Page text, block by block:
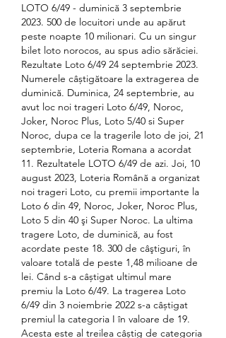
LOTO 6/49 - duminică 3 septembrie
2023. 500 de locuitori unde au apărut
peste noapte 10 milionari. Cu un singur
bilet loto norocos, au spus adio sărăciei.
Rezultate Loto 6/49 24 septembrie 2023.
Numerele câștigătoare la extragerea de
duminică. Duminica, 24 septembrie, au
avut loc noi trageri Loto 6/49, Noroc,
Joker, Noroc Plus, Loto 5/40 si Super
Noroc, dupa ce la tragerile loto de joi, 21
septembrie, Loteria Romana a acordat
11. Rezultatele LOTO 6/49 de azi. Joi, 10
august 2023, Loteria Română a organizat
noi trageri Loto, cu premii importante la
Loto 6 din 49, Noroc, Joker, Noroc Plus,
Loto 5 din 40 şi Super Noroc. La ultima
tragere Loto, de duminică, au fost
acordate peste 18. 300 de câştiguri, în
valoare totală de peste 1,48 milioane de
lei. Când s-a câștigat ultimul mare
premiu la Loto 6/49. La tragerea Loto
6/49 din 3 noiembrie 2022 s-a câștigat
premiul la categoria I în valoare de 19.
Acesta este al treilea câștig de categoria